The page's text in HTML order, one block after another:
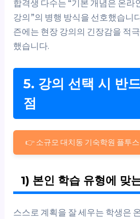
합격생 다수는 “기본 개념은 온라
강의”의 병행 방식을 선호했습니
즌에는 현장 강의의 긴장감을 적
했습니다.
5. 강의 선택 시 반
점
👉 소규모 대치동 기숙학원 플투
1) 본인 학습 유형에 맞
스스로 계획을 잘 세우는 학생은